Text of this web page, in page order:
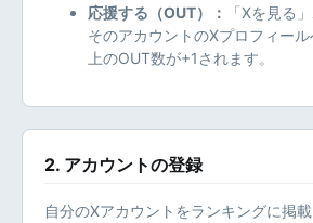
応援する（OUT）：
「Xを見る
そのアカウントのXプロフィー
上のOUT数が+1されます。
2. アカウントの登録
自分のXアカウントをランキングに掲